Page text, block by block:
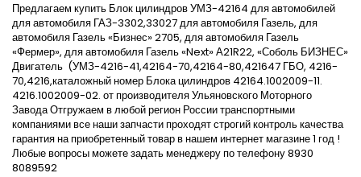
Предлагаем купить Блок цилиндров УМЗ-42164 для автомобилей
для автомобиля ГАЗ-3302,33027 для автомобиля Газель, для
автомобиля Газель «Бизнес» 2705, для автомобиля Газель
«Фермер», для автомобиля Газель «Next» А21R22, «Соболь БИЗНЕС»
Двигатель (УМЗ-4216-41,42164-70,42164-80,421647 ГБО, 4216-
70,4216,каталожный номер Блока цилиндров 42164.1002009-11.
4216.1002009-02. от производителя Ульяновского Моторного
Завода Отгружаем в любой регион России транспортными
компаниями все наши запчасти проходят строгий контроль качества
гарантия на приобретенный товар в нашем интернет магазине 1 год !
Любые вопросы можете задать менеджеру по телефону 8930
8089592